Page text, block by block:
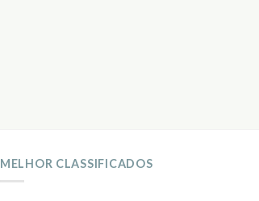
MELHOR CLASSIFICADOS